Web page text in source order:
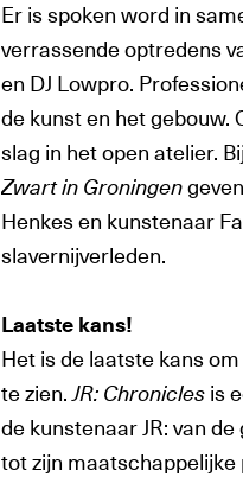
Er is spoken word in
verrassende optredens
en DJ Lowpro.
de kunst en het gebouw.
slag in het open atelier.
Zwart in Groningen
Henkes en kunstenaar
slavernijverleden.
Laatste kans!
Het is de laatste kans
te zien.JR: Chronicles is
de kunstenaar JR: van
tot zijn maatschappelijke